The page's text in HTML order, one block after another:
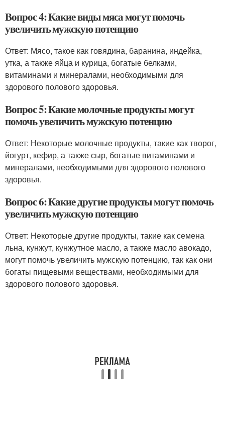
Вопрос 4: Какие виды мяса могут помочь
увеличить мужскую потенцию
Ответ: Мясо, такое как говядина, баранина, индейка,
утка, а также яйца и курица, богатые белками,
витаминами и минералами, необходимыми для
здорового полового здоровья.
Вопрос 5: Какие молочные продукты могут
помочь увеличить мужскую потенцию
Ответ: Некоторые молочные продукты, такие как творог,
йогурт, кефир, а также сыр, богатые витаминами и
минералами, необходимыми для здорового полового
здоровья.
Вопрос 6: Какие другие продукты могут помочь
увеличить мужскую потенцию
Ответ: Некоторые другие продукты, такие как семена
льна, кунжут, кунжутное масло, а также масло авокадо,
могут помочь увеличить мужскую потенцию, так как они
богаты пищевыми веществами, необходимыми для
здорового полового здоровья.